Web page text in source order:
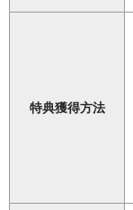
特典獲得方法